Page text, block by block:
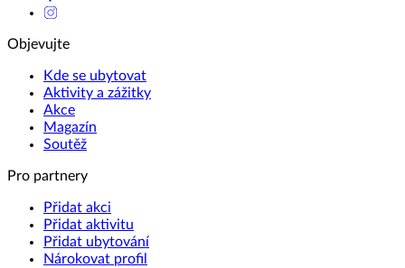
Objevujte
Kde se ubytovat
Aktivity a zážitky
Akce
Magazín
Soutěž
Pro partnery
Přidat akci
Přidat aktivitu
Přidat ubytování
Nárokovat profil